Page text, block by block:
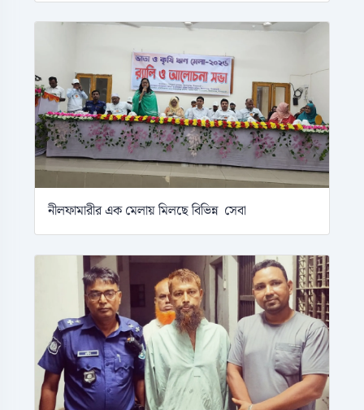
নীলফামারীর এক মেলায় মিলছে বিভিন্ন সেবা